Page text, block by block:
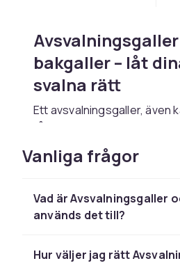
bakgaller – låt
svalna rätt
Ett avsvalningsgaller, även
tårtgaller, är ett enkelt men
dina nygräddade bakverk
cirkulera fritt runt hela
förhindrar att undersidan blir
Avsvalningsgaller används
Vanliga frågor
Vad är Avsvalningsgaller
används det till?
Hur väljer jag rätt